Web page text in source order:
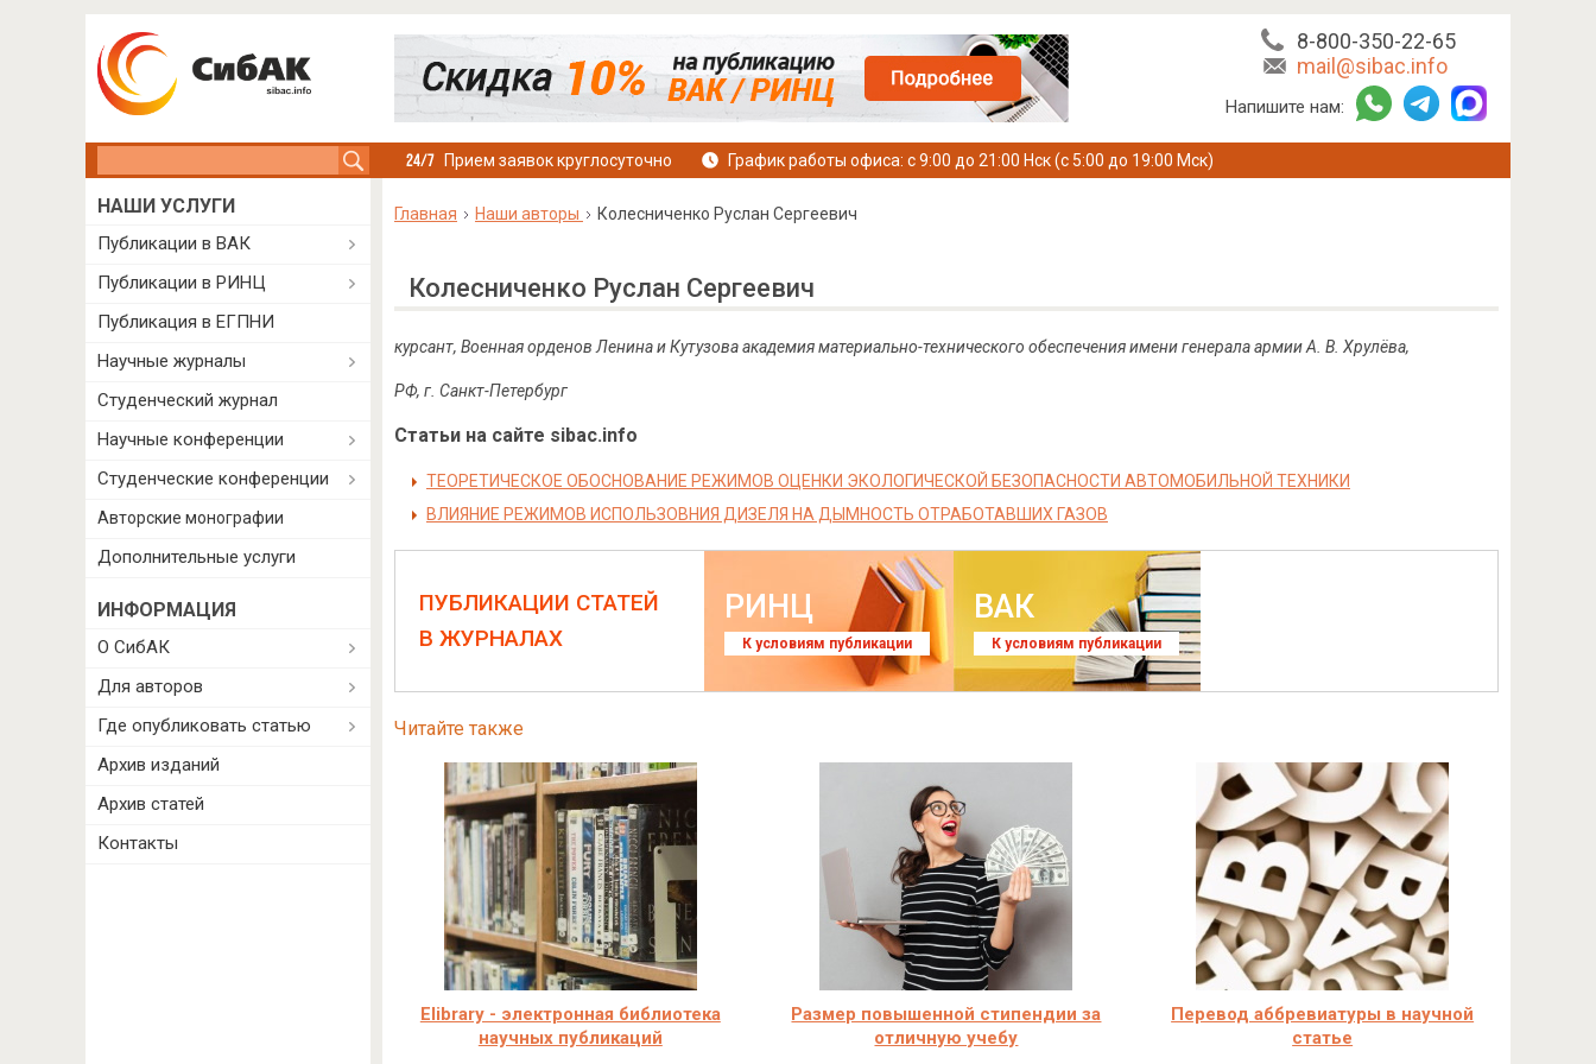
8-800-350-22-65
mail@sibac.info
Напишите нам:
Прием заявок круглосуточно График работы офиса: с 9:00 до 21:00 Нск (с 5:00 до 19:00 Мск)
Главная Наши авторы Колесниченко Руслан Сергеевич
Колесниченко Руслан Сергеевич
курсант, Военная орденов Ленина и Кутузова академия материально-технического обеспечения имени генерала армии А. В. Хрулёва,
РФ, г. Санкт-Петербург
Статьи на сайте sibac.info
ТЕОРЕТИЧЕСКОЕ ОБОСНОВАНИЕ РЕЖИМОВ ОЦЕНКИ ЭКОЛОГИЧЕСКОЙ БЕЗОПАСНОСТИ АВТОМОБИЛЬНОЙ ТЕХНИКИ
ВЛИЯНИЕ РЕЖИМОВ ИСПОЛЬЗОВНИЯ ДИЗЕЛЯ НА ДЫМНОСТЬ ОТРАБОТАВШИХ ГАЗОВ
ПУБЛИКАЦИИ СТАТЕЙ
В ЖУРНАЛАХ
РИНЦ
К условиям публикации
ВАК
К условиям публикации
Читайте также
Elibrary - электронная библиотека
научных публикаций
Размер повышенной стипендии за
отличную учебу
Перевод аббревиатуры в научной
статье
НАШИ УСЛУГИ
Публикации в ВАК
Публикации в РИНЦ
Публикация в ЕГПНИ
Научные журналы
Студенческий журнал
Научные конференции
Студенческие конференции
Авторские монографии
Дополнительные услуги
ИНФОРМАЦИЯ
О СибАК
Для авторов
Где опубликовать статью
Архив изданий
Архив статей
Контакты